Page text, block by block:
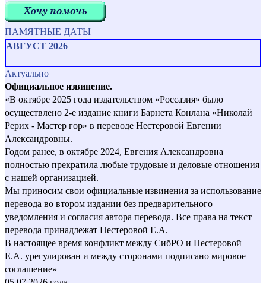
ПАМЯТНЫЕ ДАТЫ
АВГУСТ 2026
Актуально
Официальное извинение.
«В октябре 2025 года издательством «Россазия» было
осуществлено 2-е издание книги Барнета Конлана «Николай
Рерих - Мастер гор» в переводе Нестеровой Евгении
Александровны.
Годом ранее, в октябре 2024, Евгения Александровна
полностью прекратила любые трудовые и деловые отношения
с нашей организацией.
Мы приносим свои официальные извинения за использование
перевода во втором издании без предварительного
уведомления и согласия автора перевода. Все права на текст
перевода принадлежат Нестеровой Е.А.
В настоящее время конфликт между СибРО и Нестеровой
Е.А. урегулирован и между сторонами подписано мировое
соглашение»